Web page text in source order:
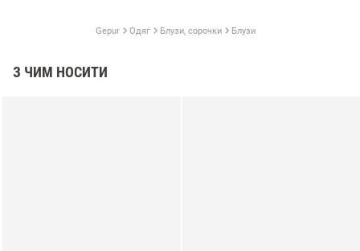
Gepur Одяг Блузи, сорочки Блузи
З ЧИМ НОСИТИ